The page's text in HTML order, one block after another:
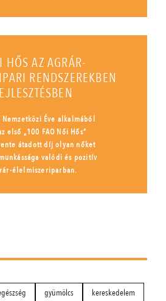
AZ AGRÁR-
RENDSZEREKBEN
Éve alkalmából
„100 FAO Női Hős”
átadott díj olyan nőket
valódi és pozitív
élelmiszeriparban.
gyümölcs kereskedelem